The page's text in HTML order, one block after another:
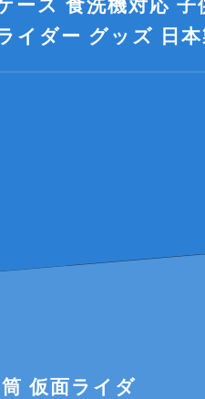
ース 食洗機対応
イダー グッズ 日本
仮面ライダ